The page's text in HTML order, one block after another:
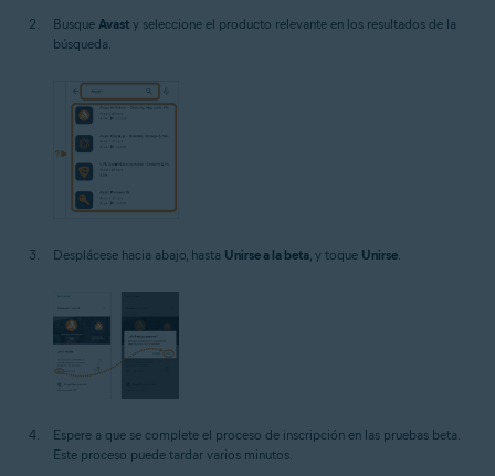
Busque Avast y seleccione el producto relevante en los resultados de la
búsqueda.
Desplácese hacia abajo, hasta Unirse a la beta, y toque Unirse.
Espere a que se complete el proceso de inscripción en las pruebas beta.
Este proceso puede tardar varios minutos.